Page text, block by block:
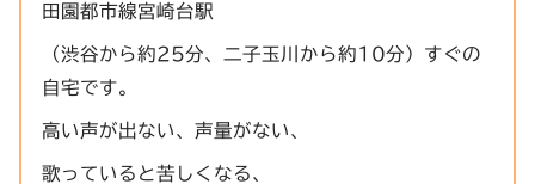
田園都市線宮崎台駅
（渋谷から約25分、二子玉川から約10分）すぐの
自宅です。
高い声が出ない、声量がない、
歌っていると苦しくなる、